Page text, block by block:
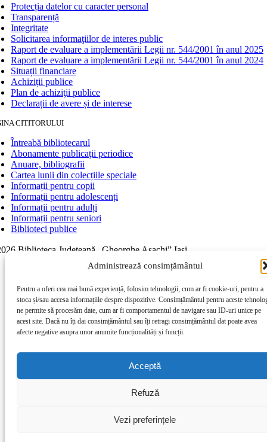
Administrează consimțământul
Pentru a oferi cea mai bună experiență, folosim tehnologii, cum ar fi cookie-uri, pentru a
stoca și/sau accesa informațiile despre dispozitive. Consimțământul pentru aceste
ne permite să procesăm date, cum ar fi comportamentul de navigare sau ID-uri unice pe
acest site. Dacă nu îți dai consimțământul sau îți retragi consimțământul dat poate avea
afecte negative asupra unor anumite funcționalități și funcții.
Acceptă
Refuză
Vezi preferințele
Protecția datelor cu caracter personal
Transparență
Integritate
Solicitarea informaţiilor de interes public
Raport de evaluare a implementării Legii nr. 544/2001 în anul 2025
Raport de evaluare a implementării Legii nr. 544/2001 în anul 2024
Situații financiare
Achiziții publice
Plan de achiziţii publice
Declarații de avere și de interese
CITITORULUI
Întreabă bibliotecarul
Abonamente publicaţii periodice
Anuare, bibliografii
Cartea lunii din colecțiile speciale
Informații pentru copii
Informații pentru adolescenți
Informații pentru adulți
Informații pentru seniori
Biblioteci publice
Biblioteca Judeţeană „Gheorghe Asachi” Iaşi